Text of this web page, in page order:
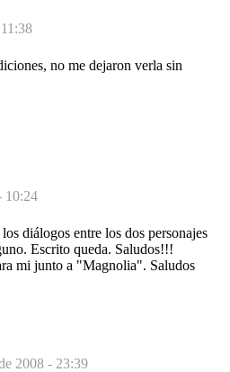
no me dejaron verla sin
10:24
diálogos entre los dos personajes
Escrito queda. Saludos!!!
mi junto a "Magnolia". Saludos
2008 - 23:39